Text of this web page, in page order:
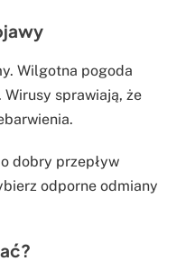
Wilgotna pogoda
sprawiają, że
dobry przepływ
odporne odmiany